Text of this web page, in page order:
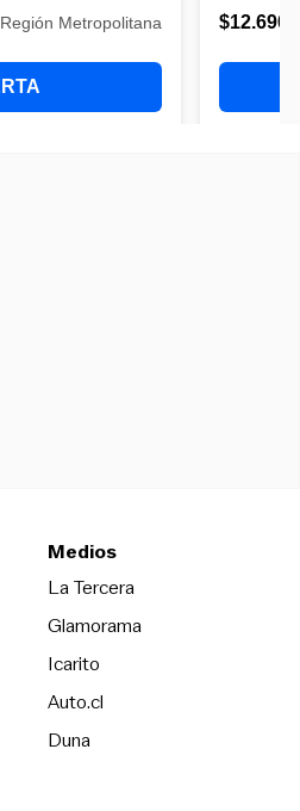
Medios
La TerceraOpens in new
Glamorama
Icarito
Auto.cl
DunaOpens in new window